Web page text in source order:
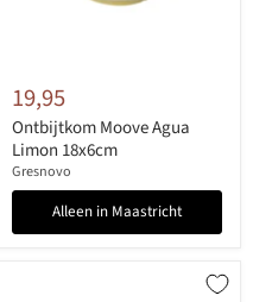
19,95
Ontbijtkom Moove Agua
Limon 18x6cm
Gresnovo
Alleen in Maastricht